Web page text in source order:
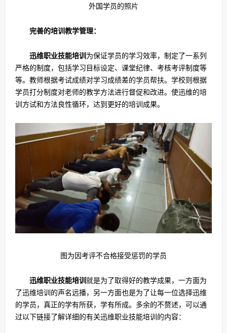
外国学员的照片
完善的培训教学管理：
迅维职业技能培训为保证学员的学习效率，制定了一系列
严格的制度，包括学习目标设定、课堂纪律、考核考评制度等
等。教师根据考试成绩对学习成绩差的学员帮扶。学校则根据
学员打分制度对老师的教学方法进行督促和改进。使迅维的培
训方试和方法良性循环，达到更好的培训成果。
图为因考评不合格接受惩罚的学员
迅维职业技能培训就是为了取得好的教学成果，一方面为
了迅维培训的声名远播，另一方面也是为了让每一位选择迅维
的学员，真正的学有所获，学有所成。多余的不赘述，可以通
过以下链接了解详细的有关迅维职业技能培训的内容：